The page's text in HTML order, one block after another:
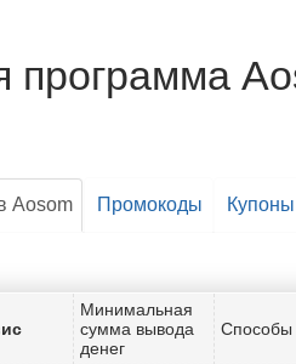
программа
Aosom Промокоды Купоны
Минимальная
сумма вывода
денег
Способы